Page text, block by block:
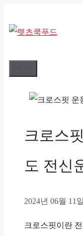
텐
로
건
크로스
도 전신
2024년 06월 11일
크로스핏이란